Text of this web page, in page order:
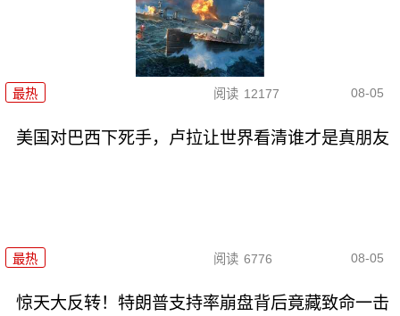
最热 阅读 12177 08-05
美国对巴西下死手，卢拉让世界看清谁才是真朋友
最热 阅读 6776 08-05
惊天大反转！特朗普支持率崩盘背后竟藏致命一击